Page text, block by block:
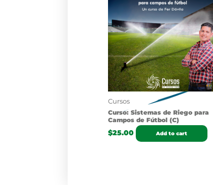
Cursos
Curso: Sistemas de Riego para
Campos de Fútbol (C)
$25.00 Add to cart